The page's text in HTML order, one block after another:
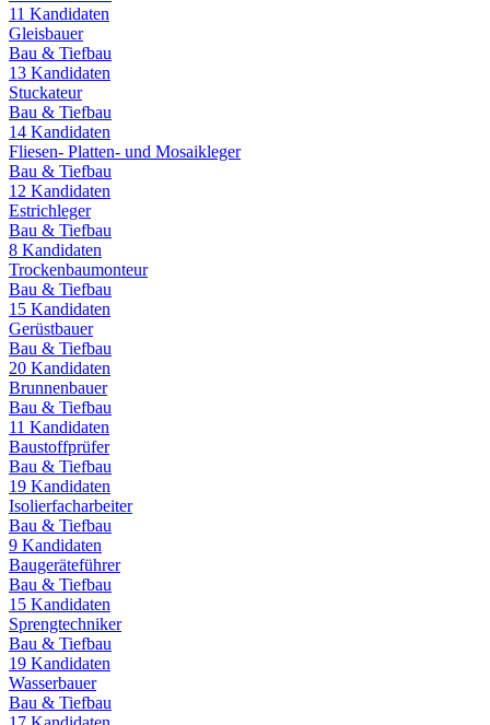
11 Kandidaten
Gleisbauer
Bau & Tiefbau
13 Kandidaten
Stuckateur
Bau & Tiefbau
14 Kandidaten
Fliesen- Platten- und Mosaikleger
Bau & Tiefbau
12 Kandidaten
Estrichleger
Bau & Tiefbau
8 Kandidaten
Trockenbaumonteur
Bau & Tiefbau
15 Kandidaten
Gerüstbauer
Bau & Tiefbau
20 Kandidaten
Brunnenbauer
Bau & Tiefbau
11 Kandidaten
Baustoffprüfer
Bau & Tiefbau
19 Kandidaten
Isolierfacharbeiter
Bau & Tiefbau
9 Kandidaten
Baugeräteführer
Bau & Tiefbau
15 Kandidaten
Sprengtechniker
Bau & Tiefbau
19 Kandidaten
Wasserbauer
Bau & Tiefbau